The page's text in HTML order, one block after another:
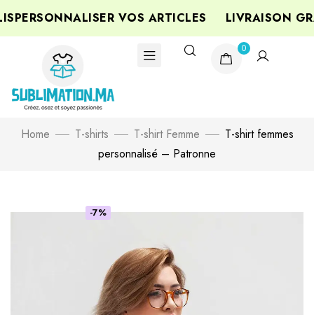
VOS ARTICLES LIVRAISON
0
Home T-shirts T-shirt Femme
T-shirt femmes
personnalisé – Patronne
-7%